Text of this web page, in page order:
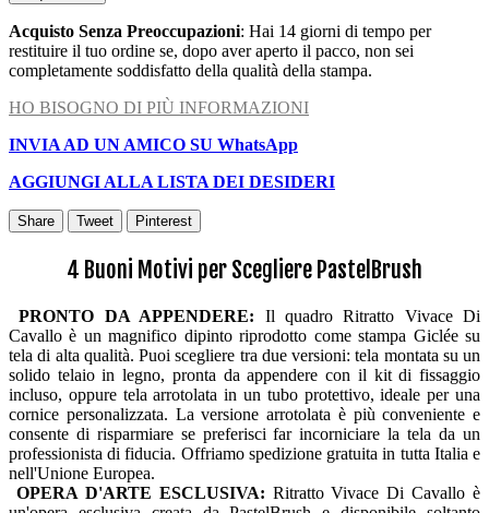
Acquisto Senza Preoccupazioni: Hai 14 giorni di tempo per
restituire il tuo ordine se, dopo aver aperto il pacco, non sei
completamente soddisfatto della qualità della stampa.
HO BISOGNO DI PIÙ INFORMAZIONI
INVIA AD UN AMICO SU WhatsApp
AGGIUNGI ALLA LISTA DEI DESIDERI
Share Tweet Pinterest
4 Buoni Motivi per Scegliere PastelBrush
PRONTO DA APPENDERE: Il quadro Ritratto Vivace Di
Cavallo è un magnifico dipinto riprodotto come stampa Giclée su
tela di alta qualità. Puoi scegliere tra due versioni: tela montata su un
solido telaio in legno, pronta da appendere con il kit di fissaggio
incluso, oppure tela arrotolata in un tubo protettivo, ideale per una
cornice personalizzata. La versione arrotolata è più conveniente e
consente di risparmiare se preferisci far incorniciare la tela da un
professionista di fiducia. Offriamo spedizione gratuita in tutta Italia e
nell'Unione Europea.
OPERA D'ARTE ESCLUSIVA: Ritratto Vivace Di Cavallo è